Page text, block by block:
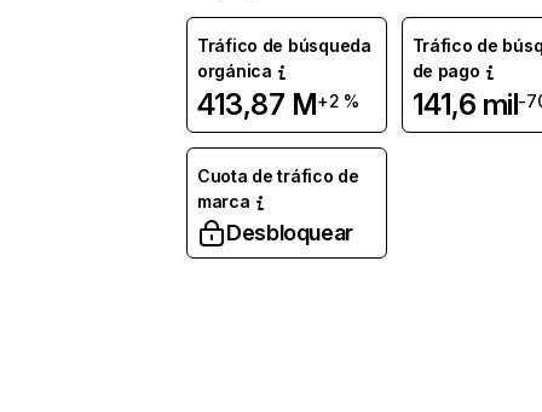
Tráfico de búsqueda
orgánica
413,87 M+2 %
Tráfico de
de pago
141,6 mil-
Cuota de tráfico de
marca
Desbloquear